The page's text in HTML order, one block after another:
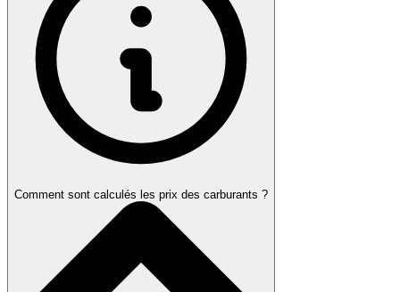
Comment sont calculés les prix des carburants ?